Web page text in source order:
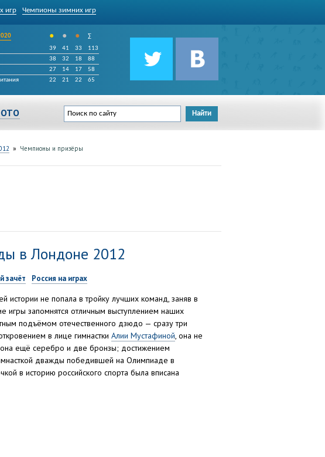
игр Чемпионы зимних игр
• • •
∑
39 41 33
113
38 32 18
88
27 14 17
58
22 21 22 65
» Чемпионы и призёры
в Лондоне 2012
зачёт Россия на играх
не попала в тройку лучших команд, заняв в
игры запомнятся отличным выступлением наших
подъёмом отечественного дзюдо — сразу три
в лице гимнастки Алии Мустафиной, она не
ещё серебро и две бронзы; достижением
дважды победившей на Олимпиаде в
в историю российского спорта была вписана